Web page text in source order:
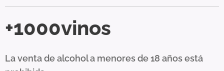
+1000vinos
La venta de alcohol a menores de 18 años está